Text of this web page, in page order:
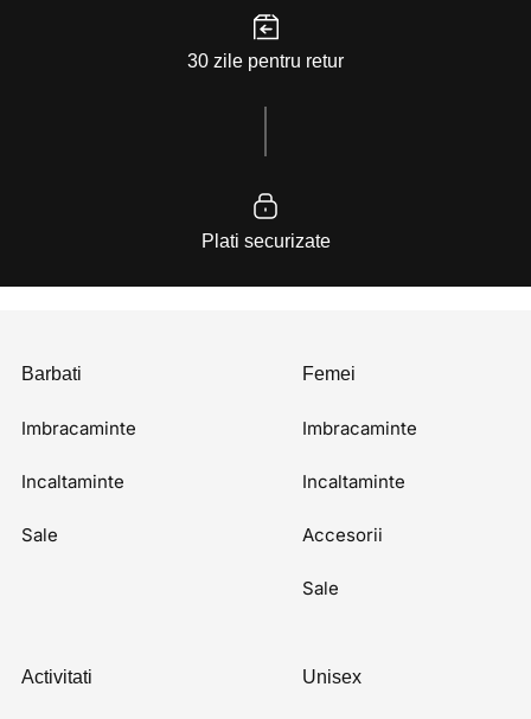
30 zile pentru retur
Plati securizate
Barbati
Imbracaminte
Incaltaminte
Sale
Femei
Imbracaminte
Incaltaminte
Accesorii
Sale
Activitati Unisex